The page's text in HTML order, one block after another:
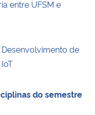
entre UFSM e
de
do semestre